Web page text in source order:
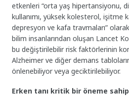
etkenleri “orta yaş hipertansiyonu,
kullanımı, yüksek kolesterol, işitme
depresyon ve kafa travmaları”
bilim insanlarından oluşan Lancet
bu değiştirilebilir risk faktörlerinin
Alzheimer ve diğer demans
önlenebiliyor veya geciktirilebiliyor.
Erken tanı kritik bir öneme